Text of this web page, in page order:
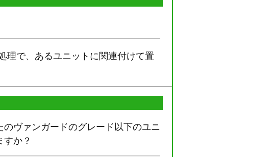
理で、あるユニットに関連付けて置
ヴァンガードのグレード以下のユニ
か？